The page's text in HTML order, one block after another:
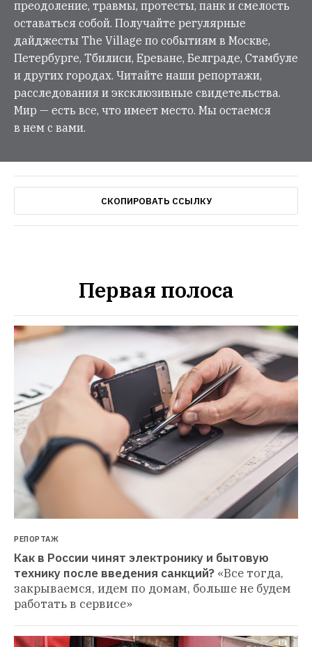
преодоление, травмы, протесты, панк и смелость
оставаться собой. Получайте регулярные
дайджесты The Village по событиям в Москве,
Петербурге, Тбилиси, Ереване, Белграде, Стамбуле
и других городах. Читайте наши репортажи,
расследования и эксклюзивные свидетельства.
Мир — есть все, что имеет место. Мы остаемся
в нем с вами.
СКОПИРОВАТЬ ССЫЛКУ
Первая полоса
РЕПОРТАЖ
Как в России чинят электронику и бытовую
технику после введения санкций? «Все тогда,
закрываемся, идем по домам, больше не будем
работать в сервисе»